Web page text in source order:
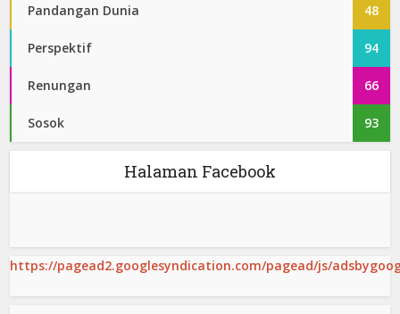
Pandangan Dunia 48
Perspektif 94
Renungan 66
Sosok 93
Halaman Facebook
https://pagead2.googlesyndication.com/pagead/js/